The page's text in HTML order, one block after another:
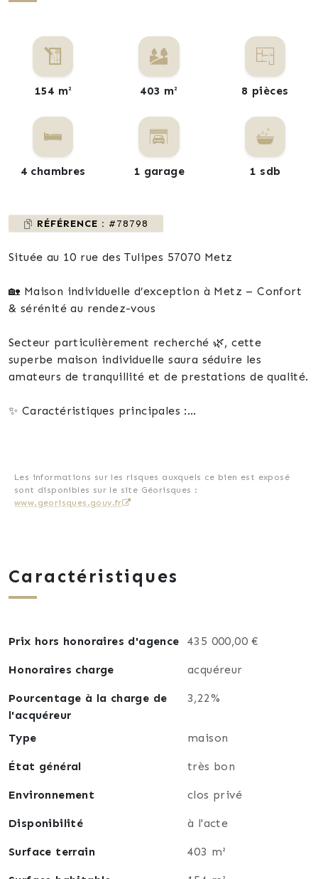
154 m² 403 m² 8 pièces
4 chambres 1 garage 1 sdb
RÉFÉRENCE : #78798
Située au 10 rue des Tulipes 57070 Metz
🏡 Maison individuelle d’exception à Metz – Confort
& sérénité au rendez-vous
Secteur particulièrement recherché 🌿, cette
superbe maison individuelle saura séduire les
amateurs de tranquillité et de prestations de qualité.
✨ Caractéristiques principales :
✔️ Aucun travaux à prévoir
Un espace de vie fonctionnel et lumineux ☀️
comprenant :
Une cuisine entièrement équipée 🍽️
Une chambre
Un espace bureau 💻 idéal pour le télétravail
Une pièce dressing 👗
Un WC séparé
🌿 Rez-de-jardin – Espace nuit & détente
🛁 Une salle de bain avec WC
Les informations sur les risques auxquels ce bien est exposé
sont disponibles sur le site Géorisques :
www.georisques.gouv.fr
Caractéristiques
Prix hors honoraires d'agence 435 000,00 €
Honoraires charge acquéreur
Pourcentage à la charge de
l'acquéreur
3,22%
Type maison
État général très bon
Environnement clos privé
Disponibilité à l'acte
Surface terrain 403 m²